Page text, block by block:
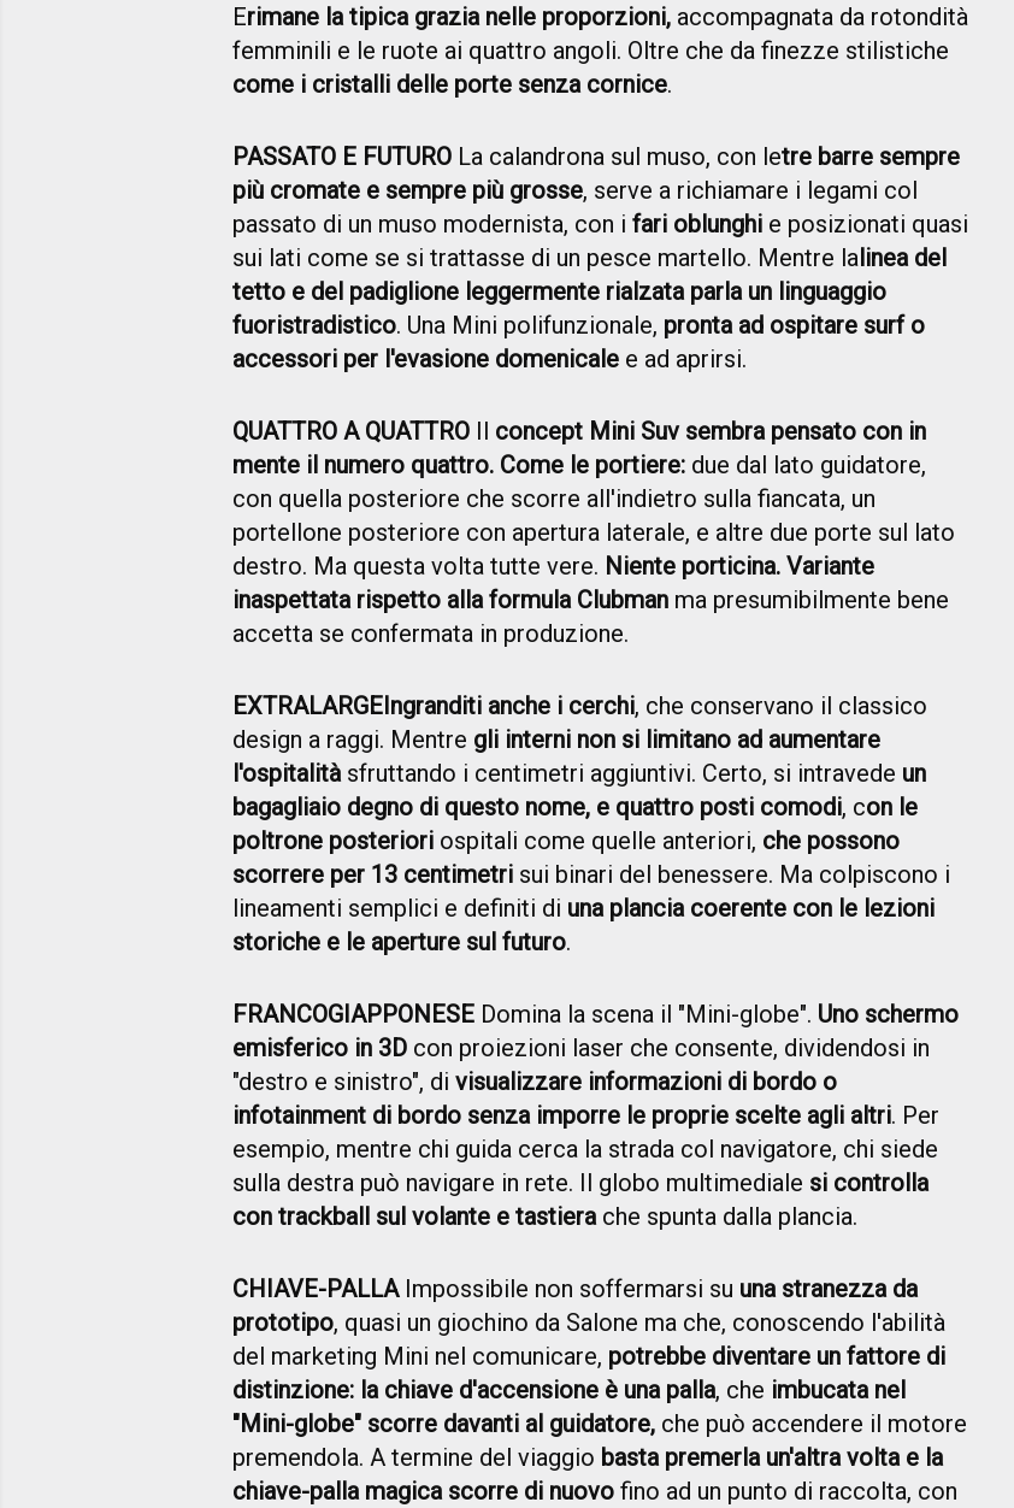
Erimane la tipica grazia nelle proporzioni, accompagnata da rotondità
femminili e le ruote ai quattro angoli. Oltre che da finezze stilistiche
come i cristalli delle porte senza cornice.
PASSATO E FUTURO La calandrona sul muso, con letre barre sempre
più cromate e sempre più grosse, serve a richiamare i legami col
passato di un muso modernista, con i fari oblunghi e posizionati quasi
sui lati come se si trattasse di un pesce martello. Mentre lalinea del
tetto e del padiglione leggermente rialzata parla un linguaggio
fuoristradistico. Una Mini polifunzionale, pronta ad ospitare surf o
accessori per l'evasione domenicale e ad aprirsi.
QUATTRO A QUATTRO Il concept Mini Suv sembra pensato con in
mente il numero quattro. Come le portiere: due dal lato guidatore,
con quella posteriore che scorre all'indietro sulla fiancata, un
portellone posteriore con apertura laterale, e altre due porte sul lato
destro. Ma questa volta tutte vere. Niente porticina. Variante
inaspettata rispetto alla formula Clubman ma presumibilmente bene
accetta se confermata in produzione.
EXTRALARGEIngranditi anche i cerchi, che conservano il classico
design a raggi. Mentre gli interni non si limitano ad aumentare
l'ospitalitàsfruttando i centimetri aggiuntivi. Certo, si intravede un
bagagliaio degno di questo nome, e quattro posti comodi, con le
poltrone posteriori ospitali come quelle anteriori, che possono
scorrere per 13 centimetri sui binari del benessere. Ma colpiscono i
lineamenti semplici e definiti di una plancia coerente con le lezioni
storiche e le aperture sul futuro.
FRANCOGIAPPONESE Domina la scena il "Mini-globe". Uno schermo
emisferico in 3D con proiezioni laser che consente, dividendosi in
"destro e sinistro", di visualizzare informazioni di bordo o
infotainment di bordo senza imporre le proprie scelte agli altri. Per
esempio, mentre chi guida cerca la strada col navigatore, chi siede
sulla destra può navigare in rete. Il globo multimediale si controlla
con trackball sul volante e tastierache spunta dalla plancia.
CHIAVE-PALLAImpossibile non soffermarsi su una stranezza da
prototipo, quasi un giochino da Salone ma che, conoscendo l'abilità
del marketing Mini nel comunicare, potrebbe diventare un fattore di
distinzione: la chiave d'accensione è una palla, che imbucata nel
"Mini-globe" scorre davanti al guidatore, che può accendere il motore
premendola. A termine del viaggio basta premerla un'altra volta e la
chiave-palla magica scorre di nuovo fino ad un punto di raccolta, con